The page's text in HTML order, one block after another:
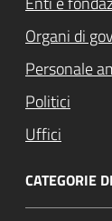
Organi di
Personale
Politici
Uffici
CATEGORIE